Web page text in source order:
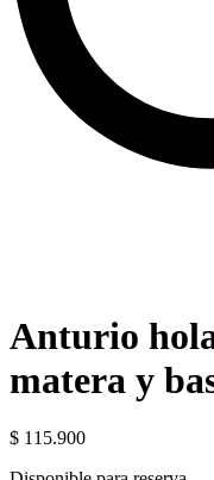
Anturio
matera y
$ 115.900